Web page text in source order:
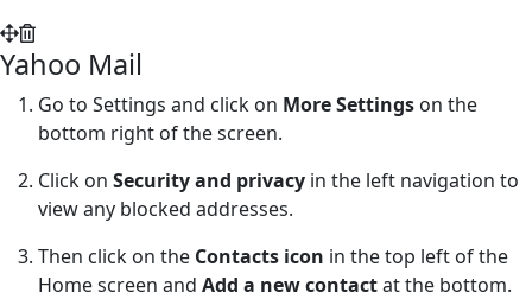
Yahoo Mail
Go to Settings and click on More Settings on the
bottom right of the screen.
Click on Security and privacy in the left navigation to
view any blocked addresses.
Then click on the Contacts icon in the top left of the
Home screen and Add a new contactat the bottom.